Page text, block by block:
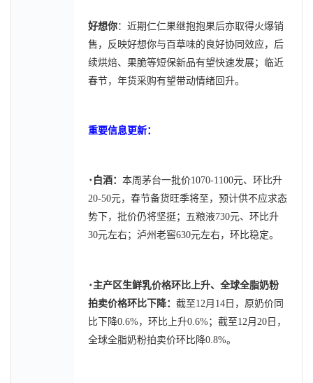
好想你：近期仁仁果继抱抱果后亦取得火爆销
售，反映好想你与百草味的良好协同效应，后
续烘焙、果脆等短保新品有望快速发展；临近
春节，年货采购有望带动情绪回升。
重要信息更新：
･ 白酒： 本周茅台一批价1070-1100元、环比升
20-50元，春节备货旺季将至，预计供不应求态
势下，批价仍将坚挺；五粮液730元、环比升
30元左右；泸州老窖630元左右，环比稳定。
･ 主产区生鲜乳价格环比上升、全球全脂奶粉
拍卖价格环比下降： 截至12月14日，原奶价同
比下降0.6%，环比上升0.6%；截至12月20日，
全球全脂奶粉拍卖价环比降0.8%。